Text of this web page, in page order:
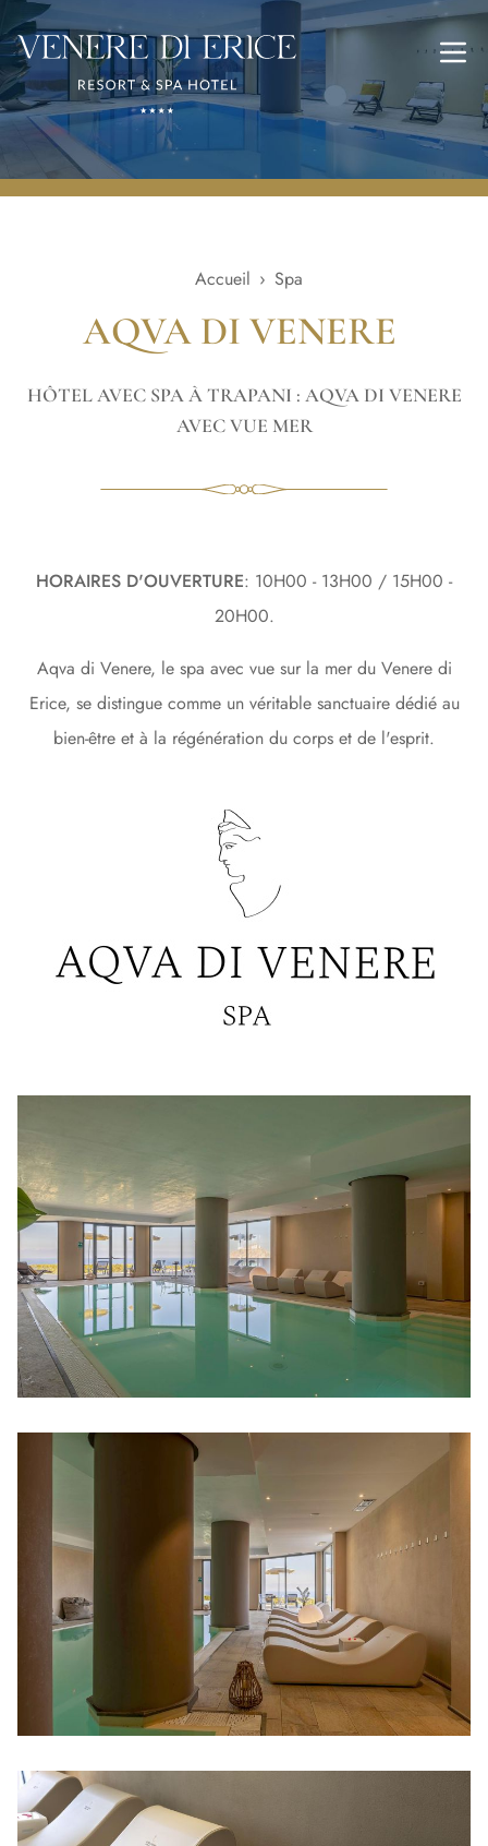
Accueil › Spa
AQVA DI VENERE
HÔTEL AVEC SPA À TRAPANI : AQVA DI VENERE
AVEC VUE MER
HORAIRES D'OUVERTURE: 10H00 - 13H00 / 15H00 -
20H00.
Aqva di Venere, le spa avec vue sur la mer du Venere di
Erice, se distingue comme un véritable sanctuaire dédié au
bien-être et à la régénération du corps et de l'esprit.